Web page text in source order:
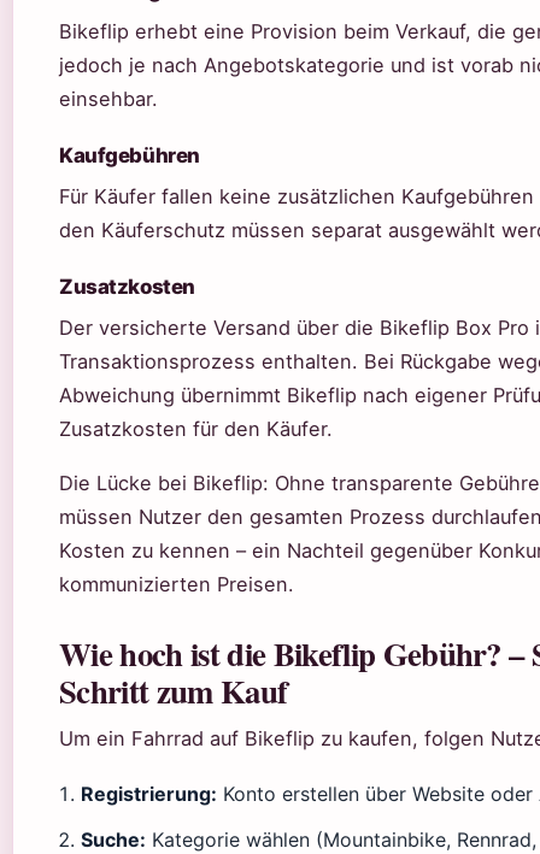
Bikeflip erhebt eine Provision beim Verkauf, die
jedoch je nach Angebotskategorie und ist vorab
einsehbar.
Kaufgebühren
Für Käufer fallen keine zusätzlichen
den Käuferschutz müssen separat ausgewählt
Zusatzkosten
Der versicherte Versand über die Bikeflip Box Pro
Transaktionsprozess enthalten. Bei Rückgabe
Abweichung übernimmt Bikeflip nach eigener
Zusatzkosten für den Käufer.
Die Lücke bei Bikeflip: Ohne transparente
müssen Nutzer den gesamten Prozess
Kosten zu kennen – ein Nachteil gegenüber
kommunizierten Preisen.
Wie hoch ist die Bikeflip Gebühr?
Schritt zum Kauf
Um ein Fahrrad auf Bikeflip zu kaufen, folgen
Registrierung: Konto erstellen über Website oder
Suche: Kategorie wählen (Mountainbike,